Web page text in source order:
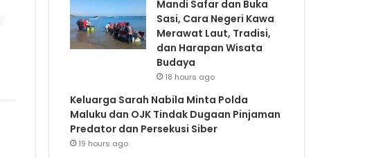
Mandi Safar dan Buka
Sasi, Cara Negeri Kawa
Merawat Laut, Tradisi,
dan Harapan Wisata
Budaya
18 hours ago
Keluarga Sarah Nabila Minta Polda
Maluku dan OJK Tindak Dugaan Pinjaman
Predator dan Persekusi Siber
19 hours ago